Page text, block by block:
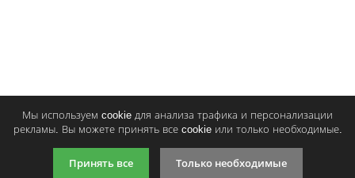
Введите код, указанный на картинке:
Мы используем cookie для анализа трафика и персонализации
рекламы. Вы можете принять все cookie или только необходимые.
Принять все Только необходимые